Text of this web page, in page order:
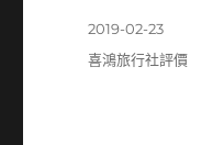
發
佈
2019-02-23
分
喜鴻旅行社評價